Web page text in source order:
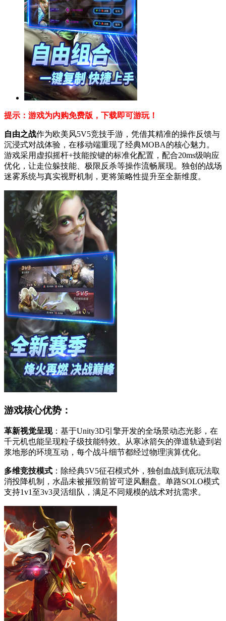
提示：游戏为内购免费版， 下载即可游玩！
自由之战作为欧美风5V5竞技手游，凭借其精准的操作反馈与
沉浸式对战体验，在移动端重现了经典MOBA的核心魅力。
游戏采用虚拟摇杆+技能按键的标准化配置，配合20ms级响应
优化，让走位躲技能、极限反杀等操作流畅展现。独创的战场
迷雾系统与真实视野机制，更将策略性提升至全新维度。
游戏核心优势：
革新视觉呈现：基于Unity3D引擎开发的全场景动态光影，在
千元机也能呈现粒子级技能特效。从寒冰箭矢的弹道轨迹到岩
浆地形的环境互动，每个战斗细节都经过物理演算优化。
多维竞技模式 ：除经典5V5征召模式外，独创血战到底玩法取
消投降机制，水晶未被摧毁前皆可逆风翻盘。单路SOLO模式
支持1v1至3v3灵活组队，满足不同规模的战术对抗需求。